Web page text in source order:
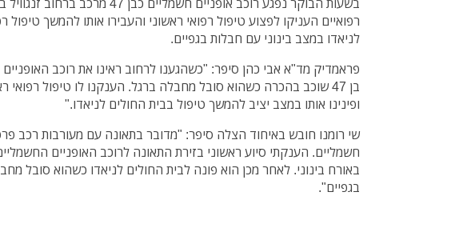
רפואיים העניקו לפצוע טיפול רפואי ראשוני והעבירו אותו להמשך טיפול
לניאדו במצב בינוני עם חבלות בגפיים.
פראמדיק מד"א אבי כהן סיפר: "כשהגענו לרחוב ראינו את רוכב
בן 47 שוכב בהכרה כשהוא סובל מחבלה ברגל. הענקנו לו טיפול רפואי
ופינינו אותו במצב יציב להמשך טיפול בבית החולים לניאדו."
שי רומנו חובש באיחוד הצלה סיפר: "מדובר בתאונה עם מעורבות רכב
חשמליים. הענקתי סיוע ראשוני בזירת התאונה לרוכב האופניים
באורח בינוני. לאחר מכן הוא פונה לבית החולים לניאדו כשהוא סובל
בגפיים".